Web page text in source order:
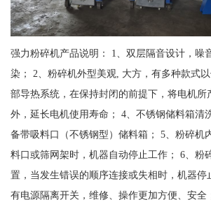
强力粉碎机产品说明： 1、双层隔音设计，噪
染； 2、粉碎机外型美观, 大方，有多种款式
部导热系统，在保持封闭的前提下，将电机所
外，延长电机使用寿命； 4、不锈钢储料箱清
备带吸料口（不锈钢型）储料箱； 5、粉碎机
料口或筛网架时，机器自动停止工作； 6、粉
置，当发生错误的顺序连接或失相时，机器停
有电源隔离开关，维修、操作更加方便、安全